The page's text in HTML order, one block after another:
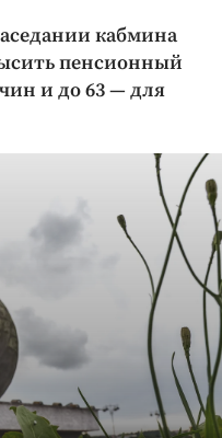
кабмина
пенсионный
и до 63 — для